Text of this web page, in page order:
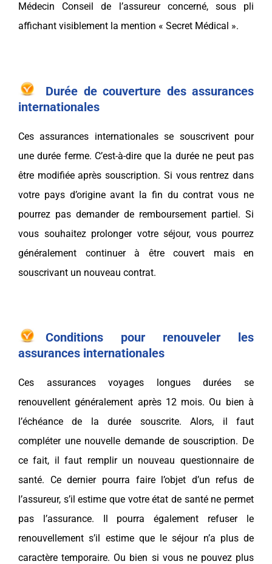
Médecin Conseil de l’assureur concerné, sous pli
affichant visiblement la mention « Secret Médical ».
Durée de couverture des assurances
internationales
Ces assurances internationales se souscrivent pour
une durée ferme. C’est-à-dire que la durée ne peut pas
être modifiée après souscription. Si vous rentrez dans
votre pays d’origine avant la fin du contrat vous ne
pourrez pas demander de remboursement partiel. Si
vous souhaitez prolonger votre séjour, vous pourrez
généralement continuer à être couvert mais en
souscrivant un nouveau contrat.
Conditions pour renouveler les
assurances internationales
Ces assurances voyages longues durées se
renouvellent généralement après 12 mois. Ou bien à
l’échéance de la durée souscrite. Alors, il faut
compléter une nouvelle demande de souscription. De
ce fait, il faut remplir un nouveau questionnaire de
santé. Ce dernier pourra faire l’objet d’un refus de
l’assureur, s’il estime que votre état de santé ne permet
pas l’assurance. Il pourra également refuser le
renouvellement s’il estime que le séjour n’a plus de
caractère temporaire. Ou bien si vous ne pouvez plus